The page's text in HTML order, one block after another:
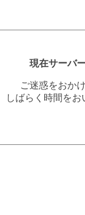
現在サーバ
ご迷惑をおか
しばらく時間を